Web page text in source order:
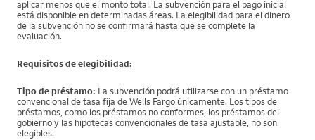
aplicar menos que el monto total. La subvención para el pago inicial
está disponible en determinadas áreas. La elegibilidad para el dinero
de la subvención no se confirmará hasta que se complete la
evaluación.
Requisitos de elegibilidad:
Tipo de préstamo: La subvención podrá utilizarse con un préstamo
convencional de tasa fija de Wells Fargo únicamente. Los tipos de
préstamos, como los préstamos no conformes, los préstamos del
gobierno y las hipotecas convencionales de tasa ajustable, no son
elegibles.